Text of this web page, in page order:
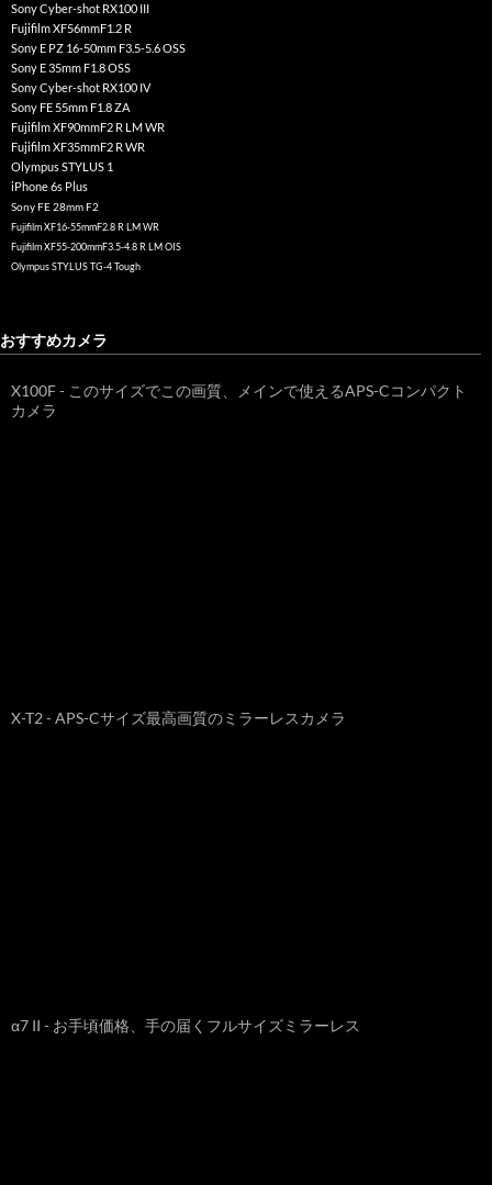
Sony Cyber-shot RX100 III
Fujifilm XF56mmF1.2 R
Sony E PZ 16-50mm F3.5-5.6 OSS
Sony E 35mm F1.8 OSS
Sony Cyber-shot RX100 IV
Sony FE 55mm F1.8 ZA
Fujifilm XF90mmF2 R LM WR
Fujifilm XF35mmF2 R WR
Olympus STYLUS 1
iPhone 6s Plus
Sony FE 28mm F2
Fujifilm XF16-55mmF2.8 R LM WR
Fujifilm XF55-200mmF3.5-4.8 R LM OIS
Olympus STYLUS TG-4 Tough
おすすめカメラ
X100F - このサイズでこの画質、メインで使えるAPS-Cコンパクト
カメラ
X-T2 - APS-Cサイズ最高画質のミラーレスカメラ
α7 II - お手頃価格、手の届くフルサイズミラーレス